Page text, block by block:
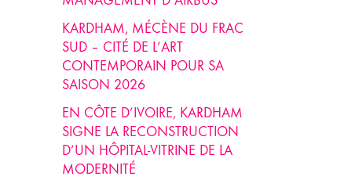
KARDHAM, MÉCÈNE DU FRAC
SUD – CITÉ DE L’ART
CONTEMPORAIN POUR SA
SAISON 2026
EN CÔTE D’IVOIRE, KARDHAM
SIGNE LA RECONSTRUCTION
D’UN HÔPITAL-VITRINE DE LA
MODERNITÉ